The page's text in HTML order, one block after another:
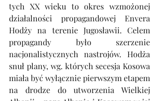
tych XX wieku to okres wzmożonej
działalności propagandowej Envera
Hodży na terenie Jugosławii. Celem
propagandy było szerzenie
nacjonalistycznych nastrojów. Hodża
snuł plany, wg. których secesja Kosowa
miała być wyłącznie pierwszym etapem
na drodze do utworzenia Wielkiej